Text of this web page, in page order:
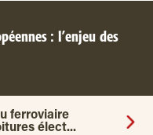
: l’enjeu des
ferroviaire
élect...